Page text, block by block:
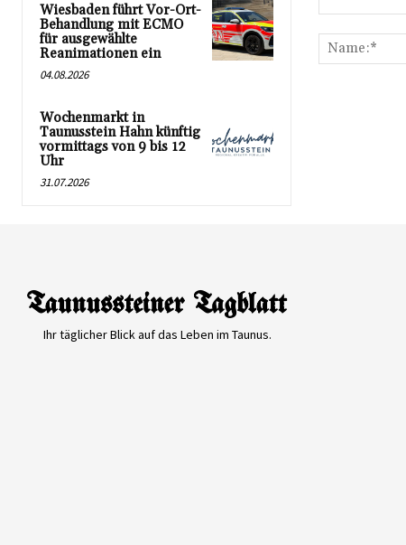
Wiesbaden führt Vor-Ort-
Behandlung mit ECMO
für ausgewählte
Reanimationen ein
04.08.2026
Wochenmarkt in
Taunusstein Hahn künftig
vormittags von 9 bis 12
Uhr
31.07.2026
Ihr täglicher Blick auf das Leben im Taunus.